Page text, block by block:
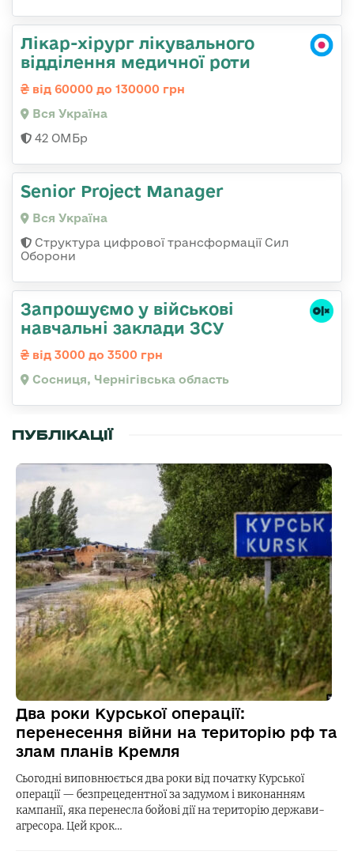
Лікар-хірург лікувального
відділення медичної роти
від 60000 до 130000 грн
Вся Україна
42 ОМБр
Senior Project Manager
Вся Україна
Структура цифрової трансформації Сил
Оборони
Запрошуємо у військові
навчальні заклади ЗСУ
від 3000 до 3500 грн
Сосниця, Чернігівська область
ПУБЛІКАЦІЇ
Два роки Курської операції:
перенесення війни на територію рф та
злам планів Кремля
Сьогодні виповнюється два роки від початку Курської
операції — безпрецедентної за задумом і виконанням
кампанії, яка перенесла бойові дії на територію держави-
агресора. Цей крок…